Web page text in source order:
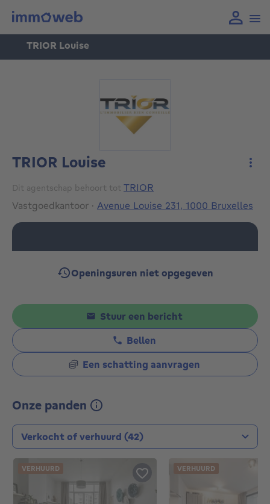
TRIOR Louise
TRIOR Louise
Dit agentschap behoort tot TRIOR
Vastgoedkantoor · Avenue Louise 231, 1000 Bruxelles
Openingsuren niet opgegeven
Stuur een bericht
Bellen
Een schatting aanvragen
Onze panden
Type transactie
VERHUURD VERHUURD